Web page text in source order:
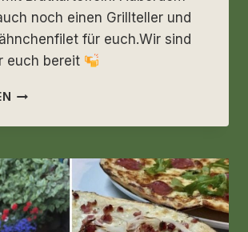
noch einen Grillteller und
für euch.Wir sind
euch bereit
MITTWOCH